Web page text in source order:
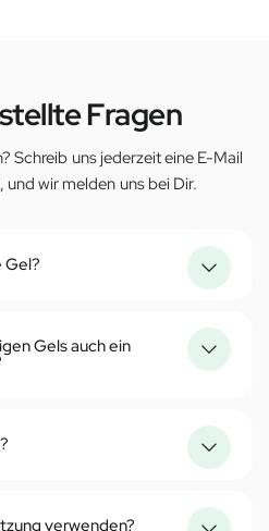
Fragen
Schreib uns jederzeit eine E-Mail
, und wir melden uns bei Dir.
Gel?
Gels auch ein
verwenden?